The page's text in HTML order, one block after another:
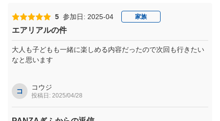
よりの喜びです。
また、お子さまたちが真剣な表情で取り組まれていたご様子
から、ご家族皆さまで特別な時間を共有していただけたこと
が伝わってきました。
ぜひまたご家族で挑戦しにいらしてください。スタッフ一
同、心よりお待ちしております。
5 参加日: 2025-04 家族
エアリアルの件
大人も子どもも一緒に楽しめる内容だったので次回も行きたい
なと思います
コ コウジ
投稿日: 2025/04/28